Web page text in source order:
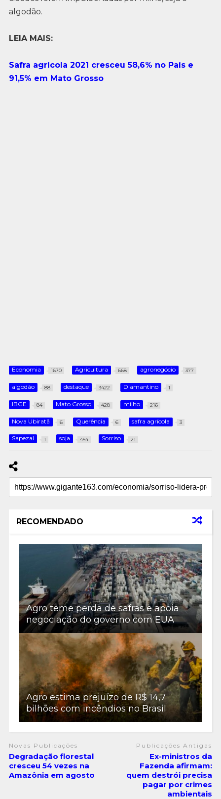
algodão.
LEIA MAIS:
Safra agrícola 2021 cresceu 58,6% no País e
91,5% em Mato Grosso
Economia 1670 Agricultura 668 agronegócio 377
algodão 88 destaque 3422 Diamantino 1
IBGE 84 Mato Grosso 428 milho 216
Nova Ubiratã 6 Querência 6 safra agrícola 3
Sapezal 1 soja 454 Sorriso 21
RECOMENDADO
Agro teme perda de safras e apoia
negociação do governo com EUA
Agro estima prejuízo de R$ 14,7
bilhões com incêndios no Brasil
Novas Publicações
Degradação florestal
cresceu 54 vezes na
Amazônia em agosto
Publicações Antigas
Ex-ministros da
Fazenda afirmam:
quem destrói precisa
pagar por crimes
ambientais